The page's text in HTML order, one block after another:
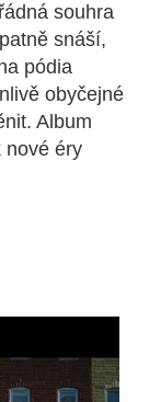
souhra
snáší,
pódia
obyčejné
Album
nové éry